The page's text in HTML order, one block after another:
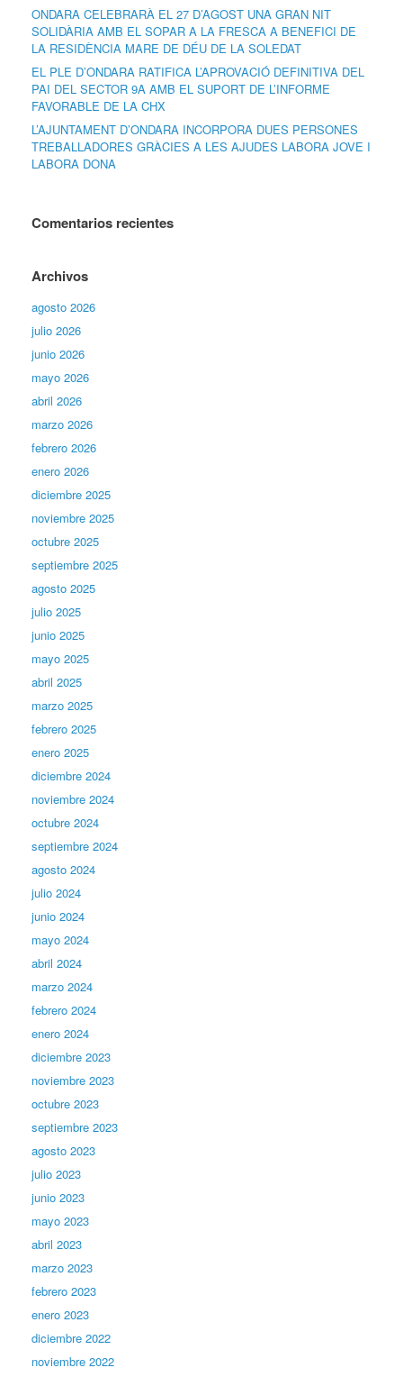
ONDARA CELEBRARÀ EL 27 D’AGOST UNA GRAN NIT
SOLIDÀRIA AMB EL SOPAR A LA FRESCA A BENEFICI DE
LA RESIDÈNCIA MARE DE DÉU DE LA SOLEDAT
EL PLE D’ONDARA RATIFICA L’APROVACIÓ DEFINITIVA DEL
PAI DEL SECTOR 9A AMB EL SUPORT DE L’INFORME
FAVORABLE DE LA CHX
L’AJUNTAMENT D’ONDARA INCORPORA DUES PERSONES
TREBALLADORES GRÀCIES A LES AJUDES LABORA JOVE I
LABORA DONA
Comentarios recientes
Archivos
agosto 2026
julio 2026
junio 2026
mayo 2026
abril 2026
marzo 2026
febrero 2026
enero 2026
diciembre 2025
noviembre 2025
octubre 2025
septiembre 2025
agosto 2025
julio 2025
junio 2025
mayo 2025
abril 2025
marzo 2025
febrero 2025
enero 2025
diciembre 2024
noviembre 2024
octubre 2024
septiembre 2024
agosto 2024
julio 2024
junio 2024
mayo 2024
abril 2024
marzo 2024
febrero 2024
enero 2024
diciembre 2023
noviembre 2023
octubre 2023
septiembre 2023
agosto 2023
julio 2023
junio 2023
mayo 2023
abril 2023
marzo 2023
febrero 2023
enero 2023
diciembre 2022
noviembre 2022